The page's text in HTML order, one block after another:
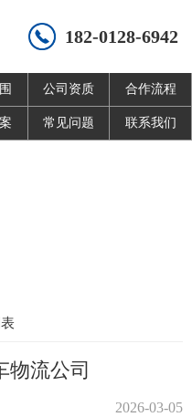
182-0128-6942
公司资质 合作流程
常见问题 联系我们
物流公司
2026-03-05